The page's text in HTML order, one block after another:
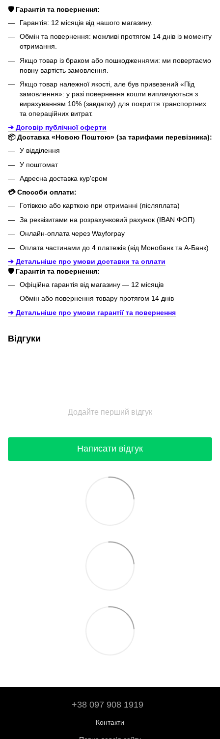
🛡️ Гарантія та повернення:
Гарантія: 12 місяців від нашого магазину.
Обмін та повернення: можливі протягом 14 днів із моменту
отримання.
Якщо товар із браком або пошкодженнями: ми повертаємо
повну вартість замовлення.
Якщо товар належної якості, але був привезений «Під
замовлення»: у разі повернення кошти виплачуються з
вирахуванням 10% (завдатку) для покриття транспортних
та операційних витрат.
➔ Договір публічної оферти
📦 Доставка «Новою Поштою» (за тарифами перевізника):
У відділення
У поштомат
Адресна доставка кур'єром
💳 Способи оплати:
Готівкою або карткою при отриманні (післяплата)
За реквізитами на розрахунковий рахунок (IBAN ФОП)
Онлайн-оплата через Wayforpay
Оплата частинами до 4 платежів (від Монобанк та А-Банк)
➔ Детальніше про умови доставки та оплати
🛡️ Гарантія та повернення:
Офіційна гарантія від магазину — 12 місяців
Обмін або повернення товару протягом 14 днів
➔ Детальніше про умови гарантіїта повернення
Відгуки
Додайте перший відгук
Написати відгук
+38 097 908 1919
Контакти